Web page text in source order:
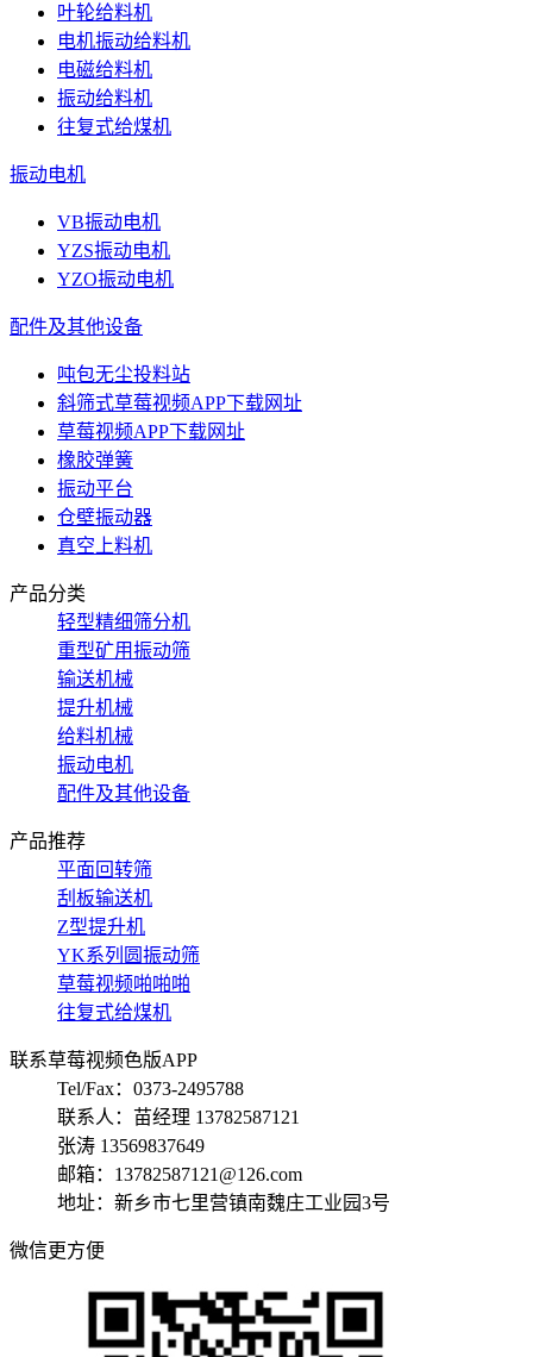
叶轮给料机
电机振动给料机
电磁给料机
振动给料机
往复式给煤机
振动电机
VB振动电机
YZS振动电机
YZO振动电机
配件及其他设备
吨包无尘投料站
斜筛式草莓视频APP下载网址
草莓视频APP下载网址
橡胶弹簧
振动平台
仓壁振动器
真空上料机
产品分类
轻型精细筛分机
重型矿用振动筛
输送机械
提升机械
给料机械
振动电机
配件及其他设备
产品推荐
平面回转筛
刮板输送机
Z型提升机
YK系列圆振动筛
草莓视频啪啪啪
往复式给煤机
联系草莓视频色版APP
Tel/Fax：0373-2495788
联系人：苗经理 13782587121
张涛 13569837649
邮箱：13782587121@126.com
地址：新乡市七里营镇南魏庄工业园3号
微信更方便